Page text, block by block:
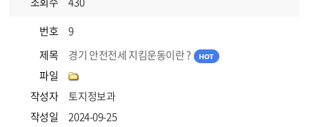
번호
9
제목
경기 안전전세 지킴운동이란 ?
파일
작성자
토지정보과
작성일
2024-09-25